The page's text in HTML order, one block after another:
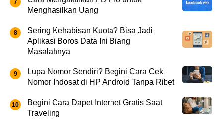
Menghasilkan Uang
Sering Kehabisan Kuota? Bisa Jadi
Aplikasi Boros Data Ini Biang
Masalahnya
Lupa Nomor Sendiri? Begini Cara Cek
Nomor Indosat di HP Android Tanpa Ribet
Begini Cara Dapet Internet Gratis Saat
Traveling